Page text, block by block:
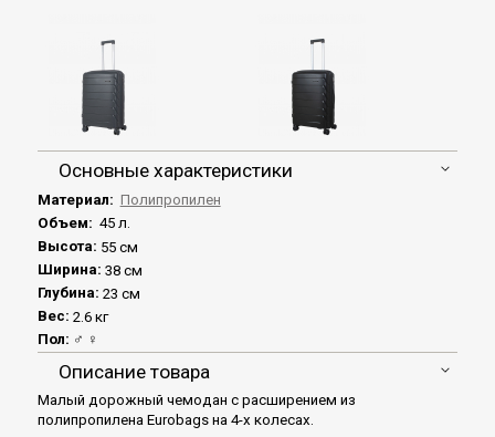
Основные характеристики
Материал: Полипропилен
Объем: 45 л.
Высота: 55 см
Ширина: 38 см
Глубина: 23 см
Вес: 2.6 кг
Пол: ♂ ♀
Описание товара
Малый дорожный чемодан с расширением из
полипропилена Eurobags на 4-х колесах.